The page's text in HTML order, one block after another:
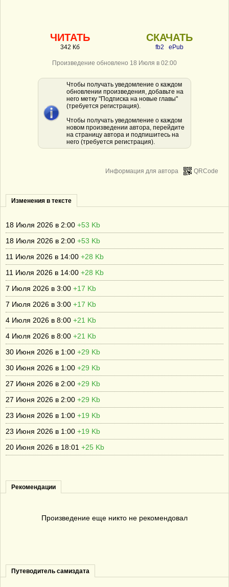
ЧИТАТЬ
342 Кб
СКАЧАТЬ
fb2 ePub
Произведение обновлено 18 Июля в 02:00
Чтобы получать уведомление о каждом
обновлении произведения, добавьте на
него метку "Подписка на новые главы"
(требуется регистрация).
Чтобы получать уведомление о каждом
новом произведении автора, перейдите
на страницу автора и подпишитесь на
него (требуется регистрация).
QRCode
Информация для автора
Изменения в тексте
18 Июля 2026 в 2:00 +53 Kb
18 Июля 2026 в 2:00 +53 Kb
11 Июля 2026 в 14:00 +28 Kb
11 Июля 2026 в 14:00 +28 Kb
7 Июля 2026 в 3:00 +17 Kb
7 Июля 2026 в 3:00 +17 Kb
4 Июля 2026 в 8:00 +21 Kb
4 Июля 2026 в 8:00 +21 Kb
30 Июня 2026 в 1:00 +29 Kb
30 Июня 2026 в 1:00 +29 Kb
27 Июня 2026 в 2:00 +29 Kb
27 Июня 2026 в 2:00 +29 Kb
23 Июня 2026 в 1:00 +19 Kb
23 Июня 2026 в 1:00 +19 Kb
20 Июня 2026 в 18:01 +25 Kb
Рекомендации
Произведение еще никто не рекомендовал
Путеводитель самиздата